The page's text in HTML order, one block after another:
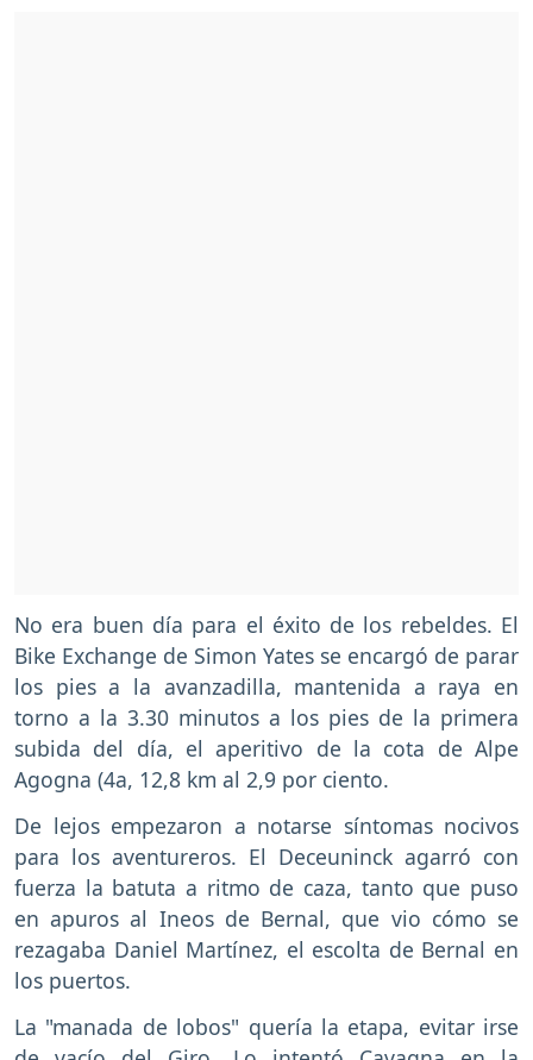
No era buen día para el éxito de los rebeldes. El
Bike Exchange de Simon Yates se encargó de parar
los pies a la avanzadilla, mantenida a raya en
torno a la 3.30 minutos a los pies de la primera
subida del día, el aperitivo de la cota de Alpe
Agogna (4a, 12,8 km al 2,9 por ciento.
De lejos empezaron a notarse síntomas nocivos
para los aventureros. El Deceuninck agarró con
fuerza la batuta a ritmo de caza, tanto que puso
en apuros al Ineos de Bernal, que vio cómo se
rezagaba Daniel Martínez, el escolta de Bernal en
los puertos.
La "manada de lobos" quería la etapa, evitar irse